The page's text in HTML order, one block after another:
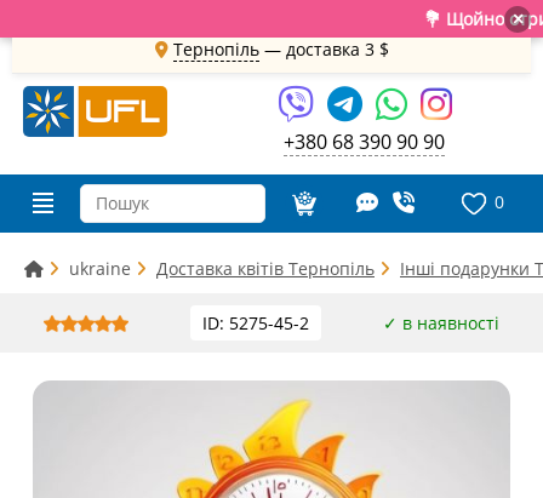
💐 Щойно ×
Тернопіль— доставка 3 $
+380 68 390 90 90
0
ukraine Доставка квітів Тернопіль Інші подарунки
ID: 5275-45-2 ✓ в наявності